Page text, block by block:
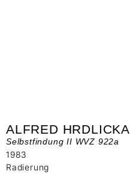
ALFRED HRDLICKA
Selbstfindung II WVZ 922a
1983
Radierung